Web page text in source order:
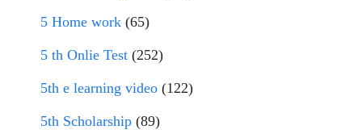
5 Home work (65)
5 th Onlie Test (252)
5th e learning video (122)
5th Scholarship (89)